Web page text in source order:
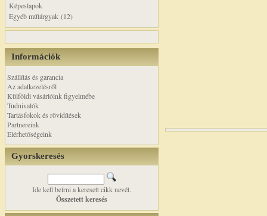
Képeslapok
Egyéb műtárgyak (12)
Információk
Szállítás és garancia
Az adatkezelésről
Külföldi vásárlóink figyelmébe
Tudnivalók
Tartásfokok és rövidítések
Partnereink
Elérhetőségeink
Gyorskeresés
Ide kell beírni a keresett cikk nevét.
Összetett keresés